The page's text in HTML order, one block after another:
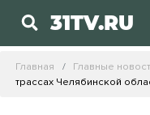
31TV.RU
Главная Главные
трассах Челябинской